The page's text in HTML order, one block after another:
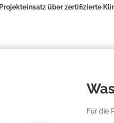
Projekteinsatz über zertifizierte
Für die